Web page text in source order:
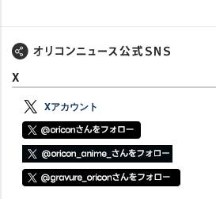
X
Xアカウント